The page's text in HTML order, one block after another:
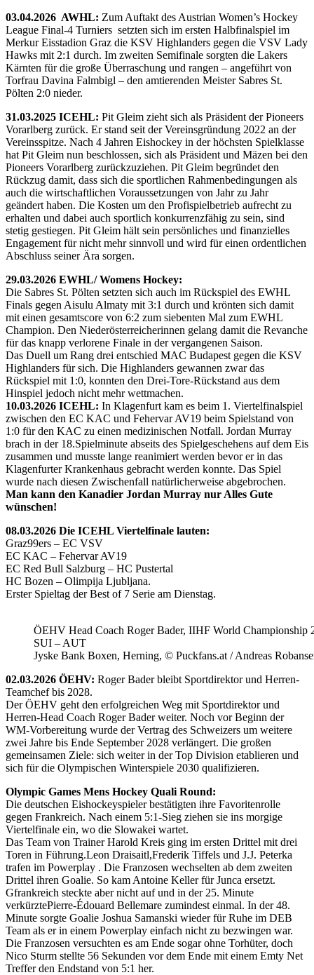
03.04.2026 AWHL: Zum Auftakt des Austrian Women’s Hockey
League Final-4 Turniers setzten sich im ersten Halbfinalspiel im
Merkur Eisstadion Graz die KSV Highlanders gegen die VSV Lady
Hawks mit 2:1 durch. Im zweiten Semifinale sorgten die Lakers
Kärnten für die große Überraschung und rangen – angeführt von
Torfrau Davina Falmbigl – den amtierenden Meister Sabres St.
Pölten 2:0 nieder.
31.03.2025 ICEHL: Pit Gleim zieht sich als Präsident der Pioneers
Vorarlberg zurück. Er stand seit der Vereinsgründung 2022 an der
Vereinsspitze. Nach 4 Jahren Eishockey in der höchsten Spielklasse
hat Pit Gleim nun beschlossen, sich als Präsident und Mäzen bei den
Pioneers Vorarlberg zurückzuziehen. Pit Gleim begründet den
Rückzug damit, dass sich die sportlichen Rahmenbedingungen als
auch die wirtschaftlichen Voraussetzungen von Jahr zu Jahr
geändert haben. Die Kosten um den Profispielbetrieb aufrecht zu
erhalten und dabei auch sportlich konkurrenzfähig zu sein, sind
stetig gestiegen. Pit Gleim hält sein persönliches und finanzielles
Engagement für nicht mehr sinnvoll und wird für einen ordentlichen
Abschluss seiner Ära sorgen.
29.03.2026 EWHL/ Womens Hockey:
Die Sabres St. Pölten setzten sich auch im Rückspiel des EWHL
Finals gegen Aisulu Almaty mit 3:1 durch und krönten sich damit
mit einen gesamtscore von 6:2 zum siebenten Mal zum EWHL
Champion. Den Niederösterreicherinnen gelang damit die Revanche
für das knapp verlorene Finale in der vergangenen Saison.
Das Duell um Rang drei entschied MAC Budapest gegen die KSV
Highlanders für sich. Die Highlanders gewannen zwar das
Rückspiel mit 1:0, konnten den Drei-Tore-Rückstand aus dem
Hinspiel jedoch nicht mehr wettmachen.
10.03.2026 ICEHL: In Klagenfurt kam es beim 1. Viertelfinalspiel
zwischen den EC KAC und Fehervar AV19 beim Spielstand von
1:0 für den KAC zu einen medizinischen Notfall. Jordan Murray
brach in der 18.Spielminute abseits des Spielgeschehens auf dem Eis
zusammen und musste lange reanimiert werden bevor er in das
Klagenfurter Krankenhaus gebracht werden konnte. Das Spiel
wurde nach diesen Zwischenfall natürlicherweise abgebrochen.
Man kann den Kanadier Jordan Murray nur Alles Gute
wünschen!
08.03.2026 Die ICEHL Viertelfinale lauten:
Graz99ers – EC VSV
EC KAC – Fehervar AV19
EC Red Bull Salzburg – HC Pustertal
HC Bozen – Olimpija Ljubljana.
Erster Spieltag der Best of 7 Serie am Dienstag.
ÖEHV Head Coach Roger Bader, IIHF World Championship
SUI – AUT
Jyske Bank Boxen, Herning, © Puckfans.at / Andreas
02.03.2026 ÖEHV: Roger Bader bleibt Sportdirektor und Herren-
Teamchef bis 2028.
Der ÖEHV geht den erfolgreichen Weg mit Sportdirektor und
Herren-Head Coach Roger Bader weiter. Noch vor Beginn der
WM-Vorbereitung wurde der Vertrag des Schweizers um weitere
zwei Jahre bis Ende September 2028 verlängert. Die großen
gemeinsamen Ziele: sich weiter in der Top Division etablieren und
sich für die Olympischen Winterspiele 2030 qualifizieren.
Olympic Games Mens Hockey Quali Round:
Die deutschen Eishockeyspieler bestätigten ihre Favoritenrolle
gegen Frankreich. Nach einem 5:1-Sieg ziehen sie ins morgige
Viertelfinale ein, wo die Slowakei wartet.
Das Team von Trainer Harold Kreis ging im ersten Drittel mit drei
Toren in Führung.Leon Draisaitl,Frederik Tiffels und J.J. Peterka
trafen im Powerplay . Die Franzosen wechselten ab dem zweiten
Drittel ihren Goalie. So kam Antoine Keller für Junca ersetzt.
Gfrankreich steckte aber nicht auf und in der 25. Minute
verkürztePierre-Édouard Bellemare zumindest einmal. In der 48.
Minute sorgte Goalie Joshua Samanski wieder für Ruhe im DEB
Team als er in einem Powerplay einfach nicht zu bezwingen war.
Die Franzosen versuchten es am Ende sogar ohne Torhüter, doch
Nico Sturm stellte 56 Sekunden vor dem Ende mit einem Emty Net
Treffer den Endstand von 5:1 her.